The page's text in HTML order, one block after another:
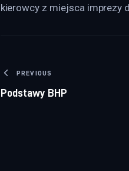
kierowcy z miejsca imprezy
Nawigacja
PREVIOUS
Podstawy BHP